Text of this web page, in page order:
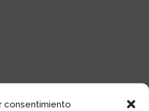
consentimiento